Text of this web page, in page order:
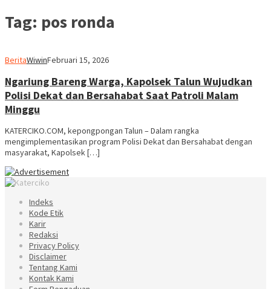
Tag: pos ronda
BeritaWiwinFebruari 15, 2026
Ngariung Bareng Warga, Kapolsek Talun Wujudkan
Polisi Dekat dan Bersahabat Saat Patroli Malam
Minggu
KATERCIKO.COM, kepongpongan Talun – Dalam rangka
mengimplementasikan program Polisi Dekat dan Bersahabat dengan
masyarakat, Kapolsek […]
Indeks
Kode Etik
Karir
Redaksi
Privacy Policy
Disclaimer
Tentang Kami
Kontak Kami